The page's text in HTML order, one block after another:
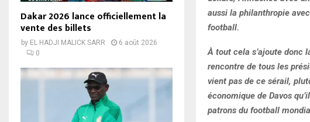
aussi la philanthropie
football.
À tout cela s’ajoute donc
rencontre de tous les
vient pas de ce sérail,
économique de Davos
patrons du football
Dakar 2026 lance officiellement la
vente des billets
by EL HADJI MALICK SARR
6 août 2026
0